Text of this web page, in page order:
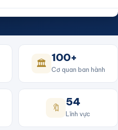
🏛️ 100+
Cơ quan ban hành
🔖 54
Lĩnh vực